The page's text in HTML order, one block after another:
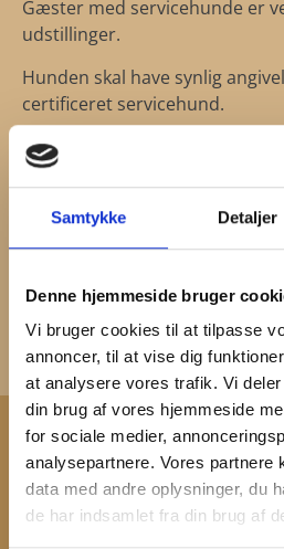
Samtykke Detaljer
Denne hjemmeside bruger
Vi bruger cookies til at tilpasse
annoncer, til at vise dig
at analysere vores trafik. Vi
din brug af vores hjemmeside
for sociale medier,
analysepartnere. Vores partnere
data med andre oplysninger, du
de har indsamlet fra din brug af
Gæster med servicehunde er
udstillinger.
Hunden skal have synlig
certificeret servicehund.
Vi følger de gældende
Fødevarestyrelsen og
Servicehundeforeningeneller
service- og terapihunde.
DIT
KONTAKT
Administration og fakturering